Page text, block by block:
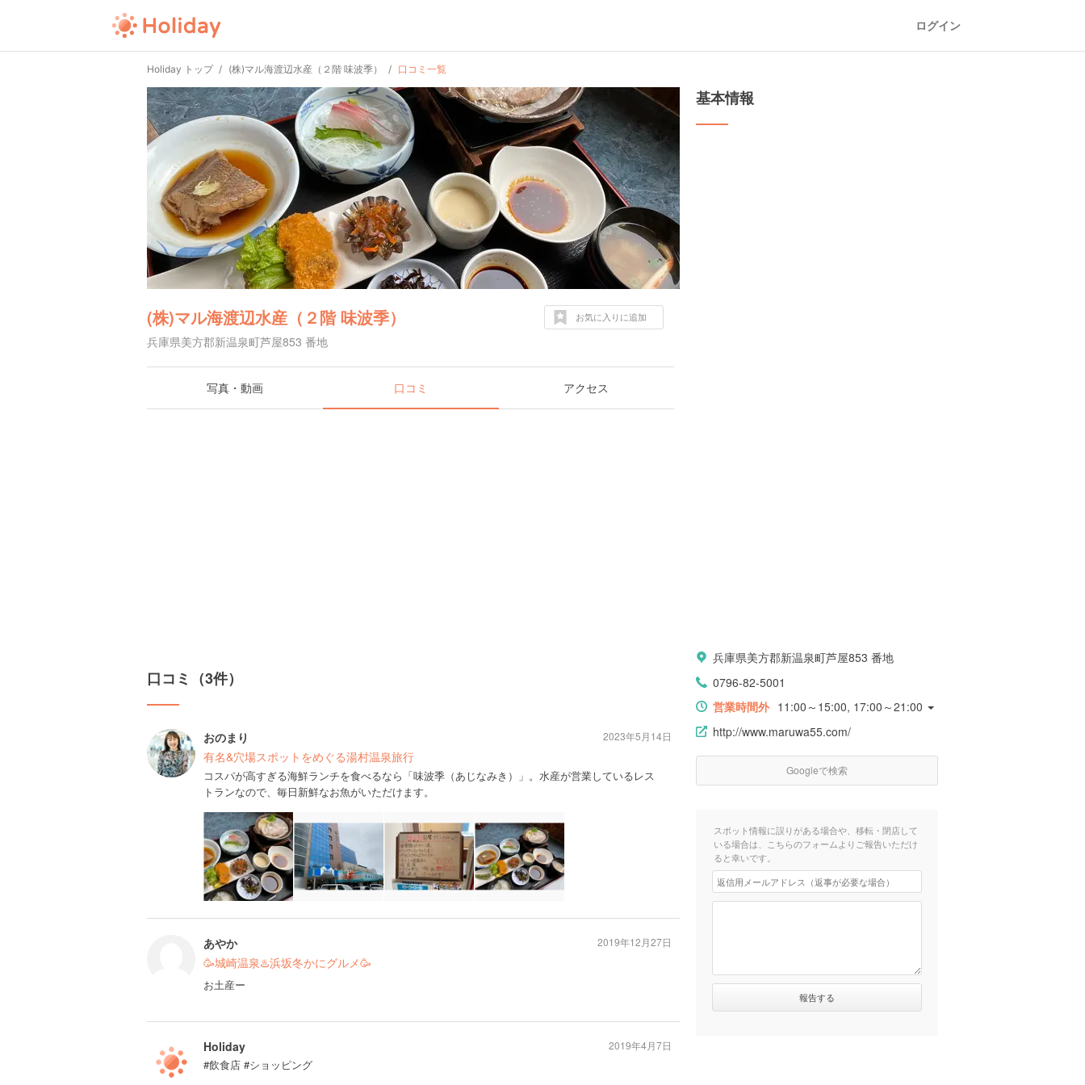
ログイン
Holiday トップ (株)マル海渡辺水産（２階 味波季） 口コミ一覧
(株)マル海渡辺水産（２階 味波季）
兵庫県美方郡新温泉町芦屋853 番地
お気に入りに追加
写真・動画 口コミ アクセス
口コミ（3件）
おのまり
有名&穴場スポットをめぐる湯村温泉旅行
コスパが高すぎる海鮮ランチを食べるなら「味波季（あじなみき）」。水産が営業しているレス
トランなので、毎日新鮮なお魚がいただけます。
2023年5月14日
あやか
🥳城崎温泉♨️浜坂冬かにグルメ🥳
お土産ー
2019年12月27日
Holiday
#飲食店 #ショッピング
2019年4月7日
基本情報
兵庫県美方郡新温泉町芦屋853 番地
0796-82-5001
営業時間外 11:00～15:00, 17:00～21:00
http://www.maruwa55.com/
Googleで検索
スポット情報に誤りがある場合や、移転・閉店して
いる場合は、こちらのフォームよりご報告いただけ
ると幸いです。